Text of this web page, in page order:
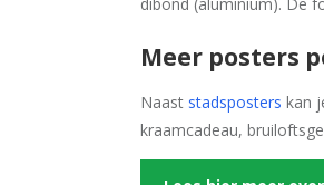
Meer posters
Naast stadsposters kan
kraamcadeau,